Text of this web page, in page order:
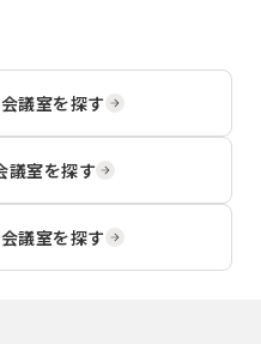
議室を探す
議室を探す
議室を探す